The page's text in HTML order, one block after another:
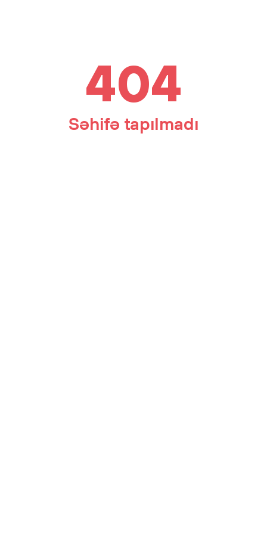
404
Səhifə tapılmadı